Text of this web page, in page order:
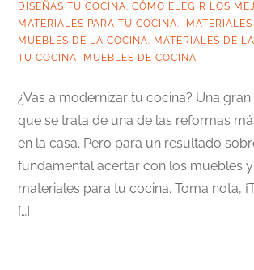
DISEÑAS TU COCINA. CÓMO ELEGIR LOS
MATERIALES PARA TU COCINA.
MUEBLES DE LA COCINA. MATERIALES DE
TU COCINA
MUEBLES DE COCINA
¿Vas a modernizar tu cocina? Una
que se trata de una de las reformas
en la casa. Pero para un resultado
fundamental acertar con los muebles
materiales para tu cocina. Toma nota,
[…]